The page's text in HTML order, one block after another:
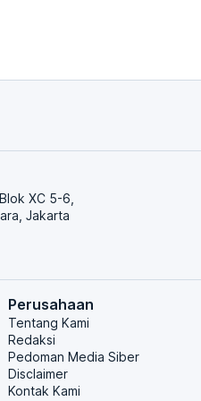
XC 5-6,
Jakarta
Perusahaan
Tentang Kami
Redaksi
Pedoman Media Siber
Disclaimer
Kontak Kami